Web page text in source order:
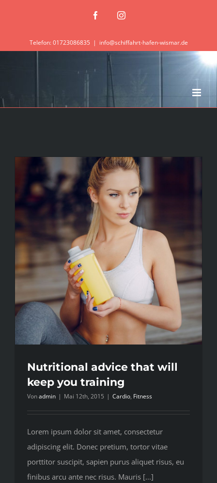
FacebookInstagram
Telefon: 01723086835 | info@schiffahrt-hafen-wismar.de
Nutritional advice that will
keep you training
Vonadmin | Mai 12th, 2015 | Cardio, Fitness
Lorem ipsum dolor sit amet, consectetur
adipiscing elit. Donec pretium, tortor vitae
porttitor suscipit, sapien purus aliquet risus, eu
finibus arcu ante nec risus. Mauris [...]